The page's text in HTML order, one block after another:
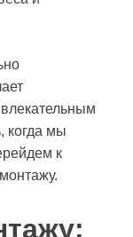
когда мы
к